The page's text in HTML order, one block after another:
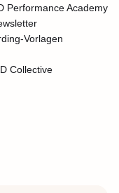
Performance Academy
Vorlagen
Collective